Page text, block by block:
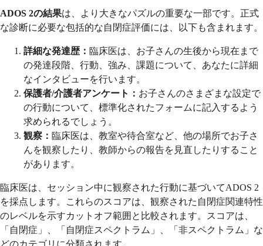
ADOS 2の結果は、より大きなパズルの重要な一部です。正式
な診断に必要な包括的な自閉症評価には、以下も含まれます。
詳細な発達歴： 臨床医は、お子さんの生後から現在まで
の発達段階、行動、強み、課題について、あなたに詳細
なインタビューを行います。
保護者/介護者アンケート： お子さんのさまざまな設定で
の行動について、標準化されたフォームに記入するよう
求められるでしょう。
観察： 臨床医は、教室や待合室など、他の場所でお子さ
んを観察したり、教師からの報告を見直したりすること
があります。
臨床医は、セッション中に観察された行動に基づいてADOS 2
を採点します。これらのスコアは、観察された自閉症関連特性
のレベルを示すカットオフ範囲と比較されます。スコアは、
「自閉症」、「自閉症スペクトラム」、「非スペクトラム」な